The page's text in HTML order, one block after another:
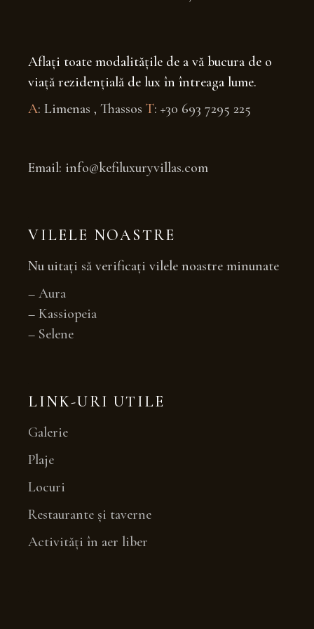
Aflați toate modalitățile de a vă bucura de o
viață rezidențială de lux în întreaga lume.
A: Limenas , ThassosT: +30 693 7295 225
Email: info@kefiluxuryvillas.com
VILELE NOASTRE
Nu uitați să verificați vilele noastre minunate
–Aura
–Kassiopeia
– Selene
LINK-URI UTILE
Galerie
Plaje
Locuri
Restaurante și taverne
Activități în aer liber